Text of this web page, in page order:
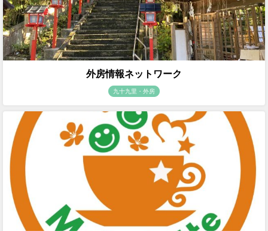
外房情報ネットワーク
九十九里・外房